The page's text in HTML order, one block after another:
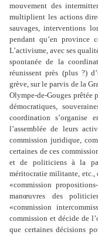
mouvement des
multiplient les actions
sauvages, interventions
pendant qu’en province
L’activisme, avec ses
spontanée de la
réunissent près (plus ?)
grève, sur le parvis de la
Olympe-de-Gouges prêtée
démocratiques,
coordination s’organise
l’assemblée de leurs
commission juridique,
certaines de ces
et de politiciens à la
méritocratie militante, etc.,
«commission
manœuvres des
«commission
commission et décide de
que certaines décisions